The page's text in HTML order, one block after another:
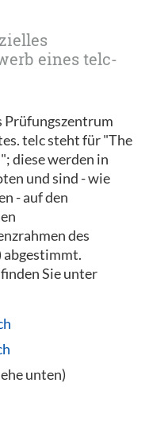
eines telc-
telc steht für "The
diese werden in
und sind - wie
- auf den
des
abgestimmt.
Sie unter
unten)